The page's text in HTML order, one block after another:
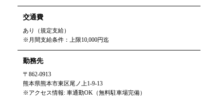
交通費
あり（規定支給）
※月間支給条件：上限10,000円迄
勤務先
〒862-0913
熊本県熊本市東区尾ノ上1-9-13
※アクセス情報: 車通勤OK（無料駐車場完備）